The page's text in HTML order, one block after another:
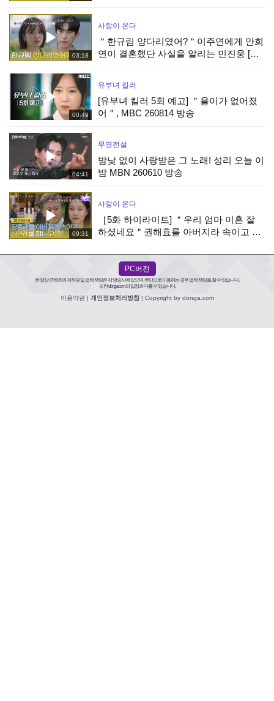
03:18
사랑이 온다
＂한규림 양다리였어?＂이주연에게 안희
연이 결혼했단 사실을 알리는 민진웅 [사
00:49
유부녀 킬러
[유부녀 킬러 5회 예고] ＂율이가 없어졌
어＂, MBC 260814 방송
04:41
무명전설
밤낮 없이 사랑받은 그 노래! 성리 오늘 이
밤 MBN 260610 방송
09:31
사랑이 온다
［5화 하이라이트] ＂우리 엄마 이혼 잘
하셨네요＂권해효를 아버지라 속이고 상
260808 방송
PC버전
본 영상 콘텐츠의 저작권 및 법적 책임은 각 방송사에 있으며, 무단으로 이용하는 경우 법적 책임을 질 수 있습니다.
또한 donga.com의 입장과 다를 수 있습니다.
이용약관| 개인정보처리방침 | Copyright by donga.com